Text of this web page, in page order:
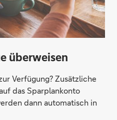
überweisen
Verfügung? Zusätzliche
das Sparplankonto
dann automatisch in